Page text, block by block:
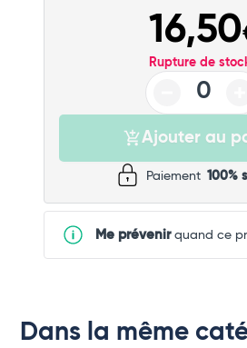
16,50
Rupture de
Ajouter au
Paiement 100%
Me prévenirquand ce
Dans la même